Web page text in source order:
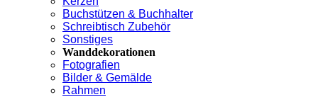
Buchstützen & Buchhalter
Schreibtisch Zubehör
Sonstiges
Wanddekorationen
Fotografien
Bilder & Gemälde
Rahmen